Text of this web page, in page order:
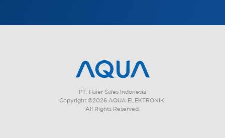
PT. Haier Sales Indonesia
Copyright ©2026 AQUA ELEKTRONIK.
All Rights Reserved.